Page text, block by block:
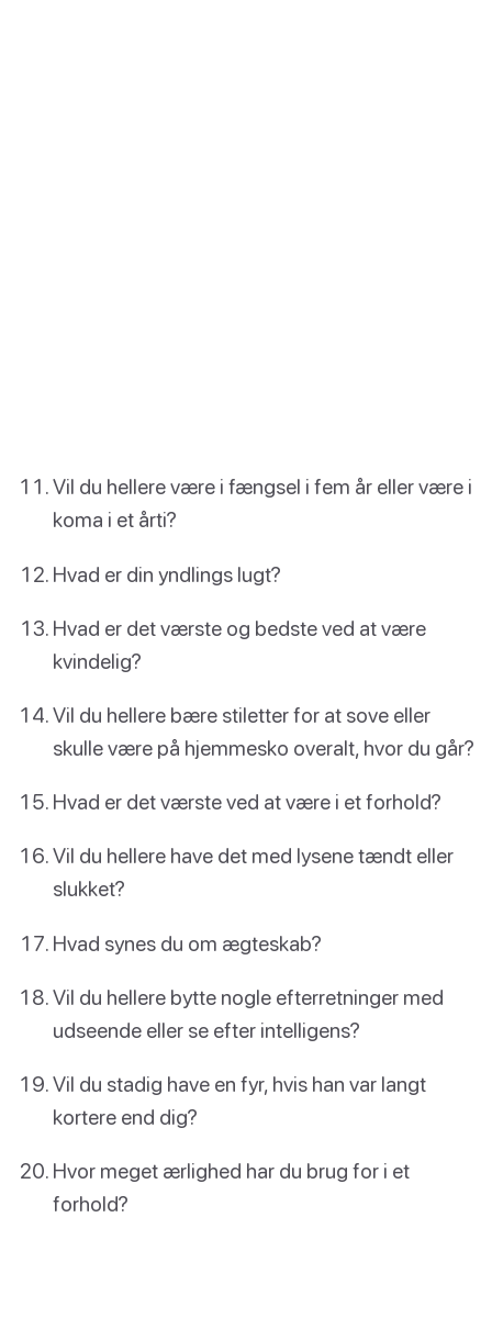
Vil du hellere være i fængsel i fem år eller være i
koma i et årti?
Hvad er din yndlings lugt?
Hvad er det værste og bedste ved at være
kvindelig?
Vil du hellere bære stiletter for at sove eller
skulle være på hjemmesko overalt, hvor du går?
Hvad er det værste ved at være i et forhold?
Vil du hellere have det med lysene tændt eller
slukket?
Hvad synes du om ægteskab?
Vil du hellere bytte nogle efterretninger med
udseende eller se efter intelligens?
Vil du stadig have en fyr, hvis han var langt
kortere end dig?
Hvor meget ærlighed har du brug for i et
forhold?